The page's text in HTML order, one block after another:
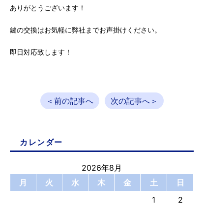
ありがとうございます！
鍵の交換はお気軽に弊社までお声掛けください。
即日対応致します！
＜前の記事へ 次の記事へ＞
カレンダー
2026年8月
月
火 水 木 金 土
日
1
2